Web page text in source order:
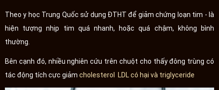
Theo y học Trung Quốc sử dụng ĐTHT để giảm chứng loạn tim - là
hiện tượng nhịp tim quá nhanh, hoặc quá chậm, không bình
thường.
Bên cạnh đó, nhiều nghiên cứu trên chuột cho thấy đông trùng có
tác động tích cực giảm cholesterol LDL có hại và triglyceride